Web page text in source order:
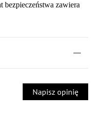
bezpieczeństwa zawiera
Napisz opinię